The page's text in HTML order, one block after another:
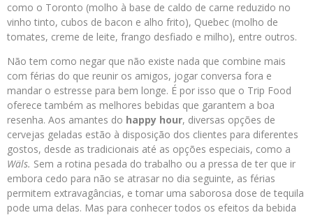
como o Toronto (molho à base de caldo de carne reduzido no
vinho tinto, cubos de bacon e alho frito), Quebec (molho de
tomates, creme de leite, frango desfiado e milho), entre outros.
Não tem como negar que não existe nada que combine mais
com férias do que reunir os amigos, jogar conversa fora e
mandar o estresse para bem longe. É por isso que o Trip Food
oferece também as melhores bebidas que garantem a boa
resenha. Aos amantes do happy hour, diversas opções de
cervejas geladas estão à disposição dos clientes para diferentes
gostos, desde as tradicionais até as opções especiais, como a
Wäls. Sem a rotina pesada do trabalho ou a pressa de ter que ir
embora cedo para não se atrasar no dia seguinte, as férias
permitem extravagâncias, e tomar uma saborosa dose de tequila
pode uma delas. Mas para conhecer todos os efeitos da bebida